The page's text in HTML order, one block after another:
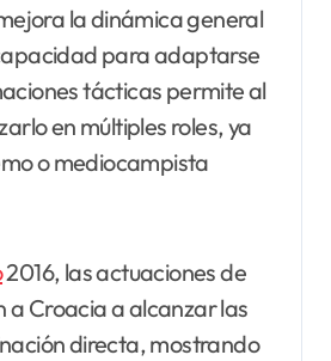
la dinámica general
para adaptarse
tácticas permite al
en múltiples roles, ya
o mediocampista
2016, las actuaciones de
a Croacia a alcanzar las
directa, mostrando